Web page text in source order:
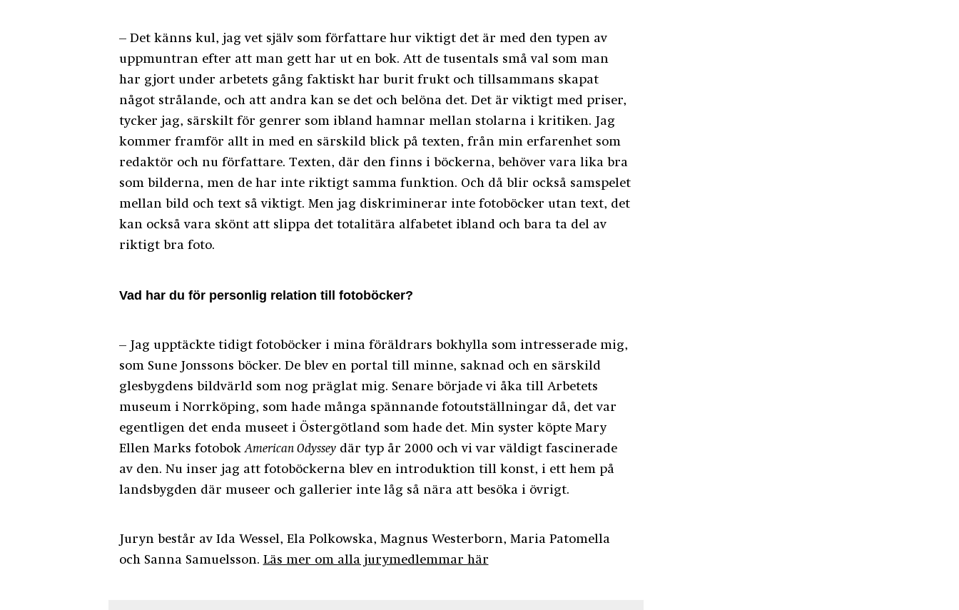
– Det känns kul, jag vet själv som författare hur viktigt det är med den typen av
uppmuntran efter att man gett har ut en bok. Att de tusentals små val som man
har gjort under arbetets gång faktiskt har burit frukt och tillsammans skapat
något strålande, och att andra kan se det och belöna det. Det är viktigt med priser,
tycker jag, särskilt för genrer som ibland hamnar mellan stolarna i kritiken. Jag
kommer framför allt in med en särskild blick på texten, från min erfarenhet som
redaktör och nu författare. Texten, där den finns i böckerna, behöver vara lika bra
som bilderna, men de har inte riktigt samma funktion. Och då blir också samspelet
mellan bild och text så viktigt. Men jag diskriminerar inte fotoböcker utan text, det
kan också vara skönt att slippa det totalitära alfabetet ibland och bara ta del av
riktigt bra foto.
Vad har du för personlig relation till fotoböcker?
– Jag upptäckte tidigt fotoböcker i mina föräldrars bokhylla som intresserade mig,
som Sune Jonssons böcker. De blev en portal till minne, saknad och en särskild
glesbygdens bildvärld som nog präglat mig. Senare började vi åka till Arbetets
museum i Norrköping, som hade många spännande fotoutställningar då, det var
egentligen det enda museet i Östergötland som hade det. Min syster köpte Mary
Ellen Marks fotobokAmerican Odysseydär typ år 2000 och vi var väldigt fascinerade
av den. Nu inser jag att fotoböckerna blev en introduktion till konst, i ett hem på
landsbygden där museer och gallerier inte låg så nära att besöka i övrigt.
Juryn består av Ida Wessel, Ela Polkowska, Magnus Westerborn, Maria Patomella
och‬ Sanna Samuelsson. Läs mer om alla jurymedlemmar här